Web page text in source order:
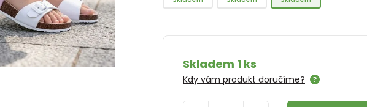
Skladem 1 ks
Kdy vám produkt doručíme?